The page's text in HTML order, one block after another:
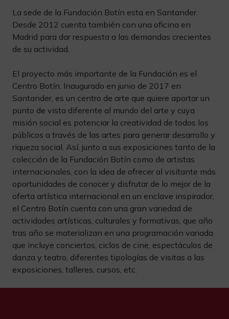
La sede de la Fundación Botín esta en Santander.
Desde 2012 cuenta también con una oficina en
Madrid para dar respuesta a las demandas crecientes
de su actividad.
El proyecto más importante de la Fundación es el
Centro Botín. Inaugurado en junio de 2017 en
Santander, es un centro de arte que quiere aportar un
punto de vista diferente al mundo del arte y cuya
misión social es potenciar la creatividad de todos los
públicos a través de las artes para generar desarrollo y
riqueza social. Así, junto a sus exposiciones tanto de la
colección de la Fundación Botín como de artistas
internacionales, con la idea de ofrecer al visitante más
oportunidades de conocer y disfrutar de lo mejor de la
oferta artística internacional en un enclave inspirador,
el Centro Botín cuenta con una gran variedad de
actividades artísticas, culturales y formativas, que año
tras año se materializan en una programación variada
que incluye conciertos, ciclos de cine, espectáculos de
danza y teatro, diferentes tipologías de visitas a las
exposiciones, talleres, cursos, etc.